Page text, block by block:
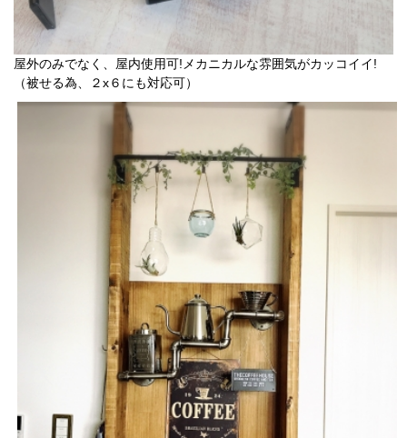
屋外のみでなく、屋内使用可!メカニカルな雰囲気がカッコイイ!
（被せる為、２x６にも対応可）